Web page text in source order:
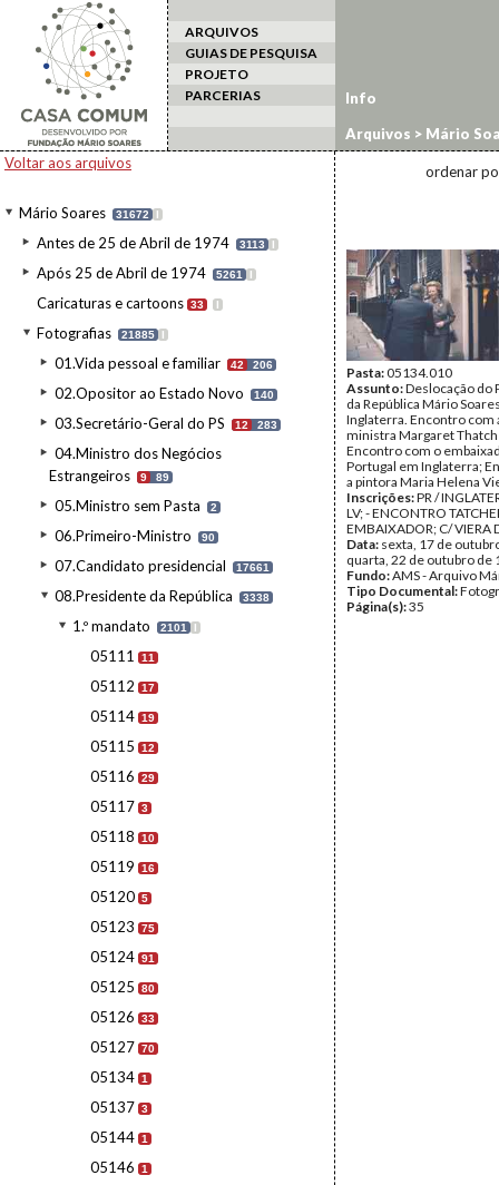
ARQUIVOS
GUIAS DE PESQUISA
PROJETO
PARCERIAS
Voltar aos arquivos
Mário Soares 31672 I
Antes de 25 de Abril de 1974 3113 I
Após 25 de Abril de 1974 5261 I
Caricaturas e cartoons 33 I
Fotografias 21885 I
01.Vida pessoal e familiar 42 206
02.Opositor ao Estado Novo 140
03.Secretário-Geral do PS 12 283
04.Ministro dos Negócios
Estrangeiros
9 89
05.Ministro sem Pasta 2
06.Primeiro-Ministro 90
07.Candidato presidencial 17661
08.Presidente da República 3338
1.º mandato 2101 I
05111 11
05112 17
05114 19
05115 12
05116 29
05117 3
05118 10
05119 16
05120 5
05123 75
05124 91
05125 80
05126 33
05127 70
05134 1
05137 3
05144 1
05146 1
Info
Arquivos > Mário
estrangeiro>
ordenar
Pasta:05134.010
Assunto:Deslocação do
da República Mário
Inglaterra. Encontro com
ministra Margaret
Encontro com o
Portugal em Inglaterra;
a pintora Maria Helena
Inscrições:PR /
LV; - ENCONTRO
EMBAIXADOR; C/ VIERA
Data: sexta, 17 de
quarta, 22 de outubro de
Fundo:AMS - Arquivo
Tipo Documental:
Página(s):35